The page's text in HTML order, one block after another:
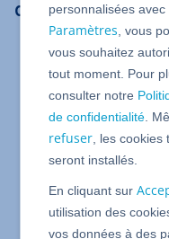
chez IONOS
Depuis l'entrée
sur la protection
visiteur d'un site
explicite et
cet article, nous
sur ce sujet et
personnalisées
Paramètres , vous
vous souhaitez
tout moment. Pour
consulter notre
de confidentialité .
refuser , les
seront installés.
En cliquant sur
utilisation des
vos données à des